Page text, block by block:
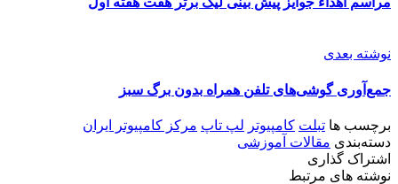
نوشته بعدی
جمع‌آوری گوشی‌های تلفن همراه بدون برگ سبز
برچسب ها تبلت کامپیوتر لپ تاپ مرکز کامپیوتر ایران
دسته‌بندی مقالات آموزشی
اشتراک گذاری
نوشته های مرتبط